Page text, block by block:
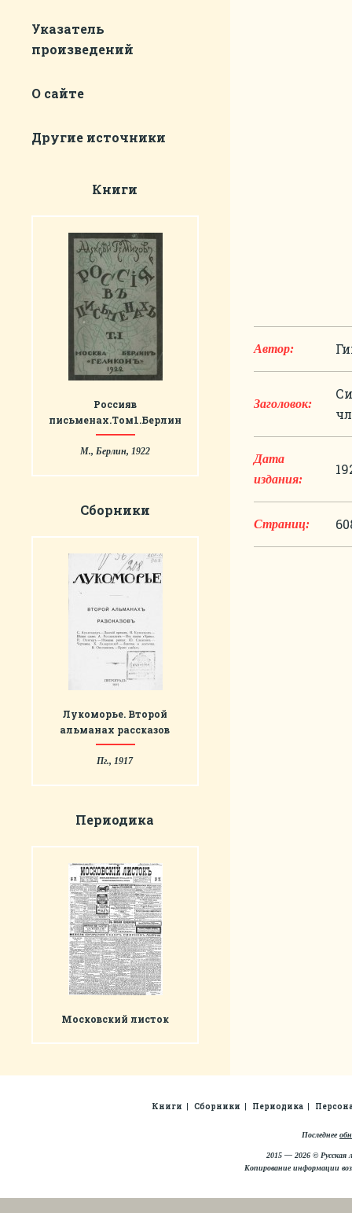
Указатель
произведений
О сайте
Другие источники
Книги
Россияв
письменах.Том1.Берлин
М., Берлин, 1922
Сборники
Лукоморье. Второй
альманах рассказов
Пг., 1917
Периодика
Московский листок
Автор:
Заголовок:
Дата
издания:
Страниц:
Книги Сборники Периодика
Последнее
2015 — 2026 © Русская
Копирование информации